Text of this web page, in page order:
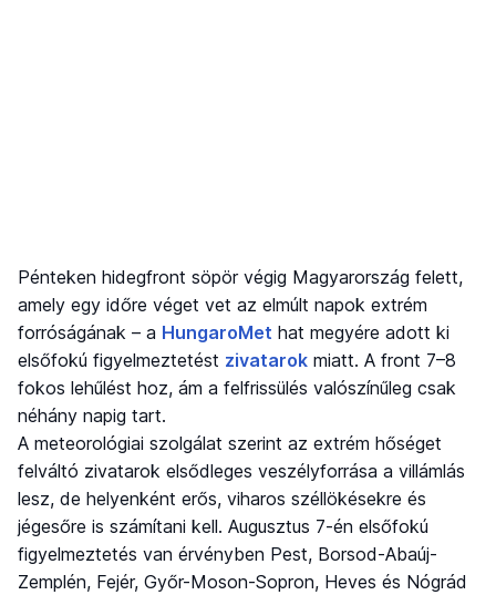
Pénteken hidegfront söpör végig Magyarország felett,
amely egy időre véget vet az elmúlt napok extrém
forróságának – a HungaroMet hat megyére adott ki
elsőfokú figyelmeztetést zivatarok miatt. A front 7–8
fokos lehűlést hoz, ám a felfrissülés valószínűleg csak
néhány napig tart.
A meteorológiai szolgálat szerint az extrém hőséget
felváltó zivatarok elsődleges veszélyforrása a villámlás
lesz, de helyenként erős, viharos széllökésekre és
jégesőre is számítani kell. Augusztus 7-én elsőfokú
figyelmeztetés van érvényben Pest, Borsod-Abaúj-
Zemplén, Fejér, Győr-Moson-Sopron, Heves és Nógrád